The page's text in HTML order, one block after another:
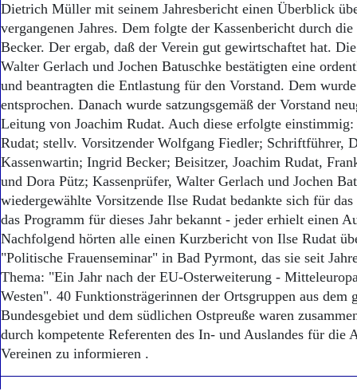
Dietrich Müller mit seinem Jahresbericht einen Überblick
vergangenen Jahres. Dem folgte der Kassenbericht durch
Becker. Der ergab, daß der Verein gut gewirtschaftet hat.
Walter Gerlach und Jochen Batuschke bestätigten eine
und beantragten die Entlastung für den Vorstand. Dem
entsprochen. Danach wurde satzungsgemäß der Vorstand
Leitung von Joachim Rudat. Auch diese erfolgte
Rudat; stellv. Vorsitzender Wolfgang Fiedler; Schriftführer,
Kassenwartin; Ingrid Becker; Beisitzer, Joachim Rudat,
und Dora Pütz; Kassenprüfer, Walter Gerlach und Jochen
wiedergewählte Vorsitzende Ilse Rudat bedankte sich für
das Programm für dieses Jahr bekannt - jeder erhielt einen
Nachfolgend hörten alle einen Kurzbericht von Ilse Rudat
"Politische Frauenseminar" in Bad Pyrmont, das sie seit
Thema: "Ein Jahr nach der EU-Osterweiterung -
Westen". 40 Funktionsträgerinnen der Ortsgruppen aus dem
Bundesgebiet und dem südlichen Ostpreuße waren
durch kompetente Referenten des In- und Auslandes für die
Vereinen zu informieren .